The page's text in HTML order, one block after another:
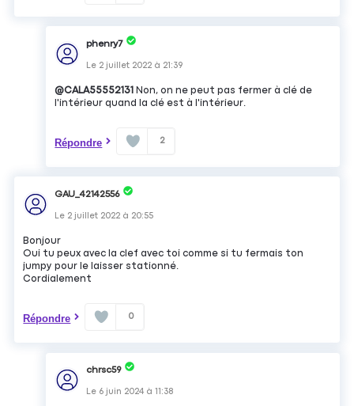
phenry7
Le 2 juillet 2022 à 21:39
@CALA55552131 Non, on ne peut pas fermer à clé de
l'intérieur quand la clé est à l'intérieur.
Répondre 2
GAU_42142556
Le 2 juillet 2022 à 20:55
Bonjour
Oui tu peux avec la clef avec toi comme si tu fermais ton
jumpy pour le laisser stationné.
Cordialement
Répondre 0
chrsc59
Le 6 juin 2024 à11:38